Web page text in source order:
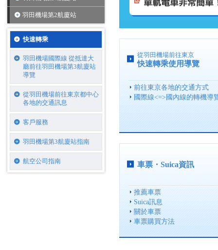
羽田機場第2航廈站
快速轉乘
羽田機場國際線 從抵達大
廳前往羽田機場第3航廈站
導覽
從羽田機場前往東京都中心
各地的交通訊息
客戶服務
羽田機場第3航廈站指南
航空公司指南
從羽田機場前往東京
快速轉乘使用導覽
前往東京各地的交通方式
國際線<=>國內線的轉機導
車票・Suica資訊
推薦車票
Suica訊息
關於車票
車票購買方法